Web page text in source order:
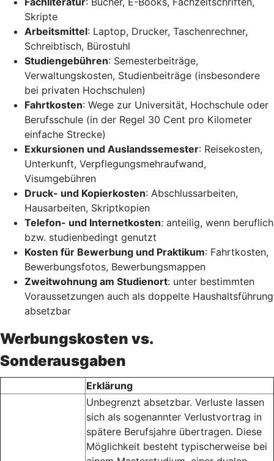
Skripte
Arbeitsmittel: Laptop, Drucker, Taschenrechner,
Schreibtisch, Bürostuhl
Studiengebühren: Semesterbeiträge,
Verwaltungskosten, Studienbeiträge (insbesondere
bei privaten Hochschulen)
Fahrtkosten: Wege zur Universität, Hochschule oder
Berufsschule (in der Regel 30 Cent pro Kilometer
einfache Strecke)
Exkursionen und Auslandssemester: Reisekosten,
Unterkunft, Verpflegungsmehraufwand,
Visumgebühren
Druck- und Kopierkosten: Abschlussarbeiten,
Hausarbeiten, Skriptkopien
Telefon- und Internetkosten: anteilig, wenn beruflich
bzw. studienbedingt genutzt
Kosten für Bewerbung und Praktikum: Fahrtkosten,
Bewerbungsfotos, Bewerbungsmappen
Zweitwohnung am Studienort: unter bestimmten
Voraussetzungen auch als doppelte Haushaltsführung
absetzbar
Werbungskosten vs.
Sonderausgaben
Erklärung
Unbegrenzt absetzbar. Verluste lassen
sich als sogenannter Verlustvortrag in
spätere Berufsjahre übertragen. Diese
Möglichkeit besteht typischerweise bei